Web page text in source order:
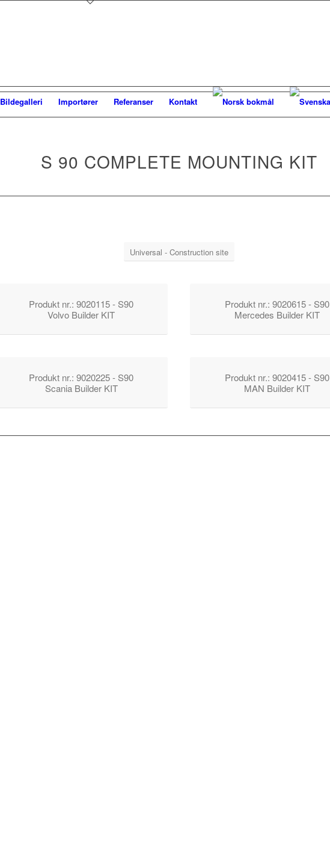
Bildegalleri Importører Referanser Kontakt
S 90 COMPLETE MOUNTING KIT
Universal - Construction site
Produkt nr.: 9020115 - S90
Volvo Builder KIT
Produkt nr.: 9020615 - S90
Mercedes Builder KIT
Produkt nr.: 9020225 - S90
Scania Builder KIT
Produkt nr.: 9020415 - S90
MAN Builder KIT